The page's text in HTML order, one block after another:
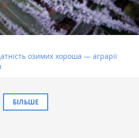
озимих хороша — аграрії
БІЛЬШЕ